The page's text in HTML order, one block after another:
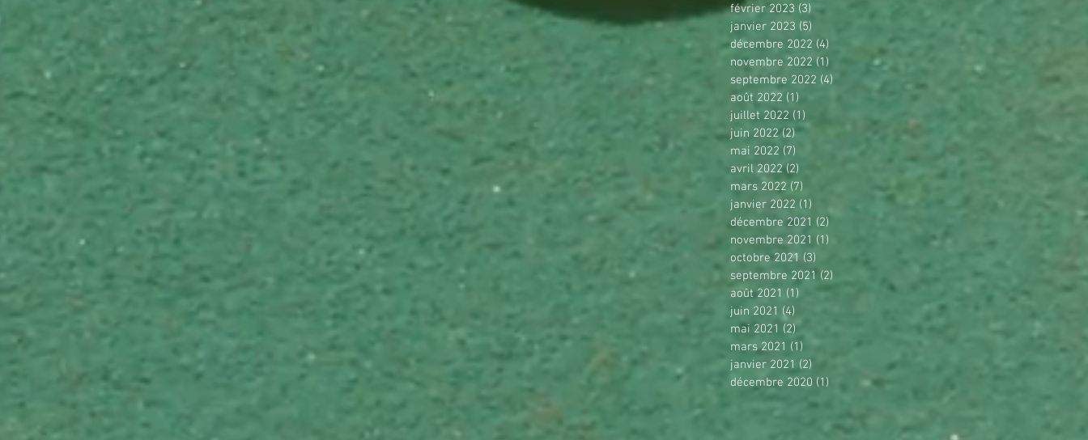
février 2023 (3) 3 posts
janvier 2023 (5)
décembre 2022 (4)
novembre 2022 (1)
septembre 2022 (4)
août 2022 (1)
juillet 2022 (1)
juin 2022 (2)2 posts
mai 2022 (7)
avril 2022 (2)
mars 2022 (7)
janvier 2022 (1)
décembre 2021 (2)
novembre 2021 (1)
octobre 2021 (3)
septembre 2021 (2)
août 2021 (1) 1 post
juin 2021 (4)
mai 2021 (2)2 posts
mars 2021 (1) 1 post
janvier 2021 (2)
décembre 2020 (1)